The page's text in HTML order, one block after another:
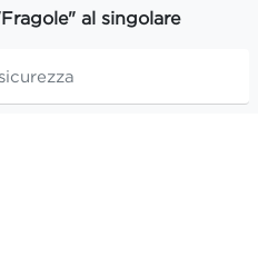
al singolare